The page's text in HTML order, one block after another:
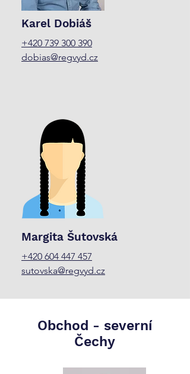
Karel Dobiáš
+420 739 300 390
dobias@regvyd.cz
Margita Šutovská
+420 604 447 457
sutovska@regvyd.cz
Obchod - severní
Čechy